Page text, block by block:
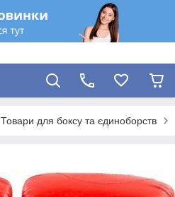
Товари для боксу та єдиноборств